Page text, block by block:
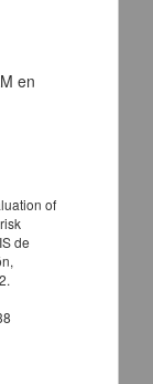
mediante
en
of
de